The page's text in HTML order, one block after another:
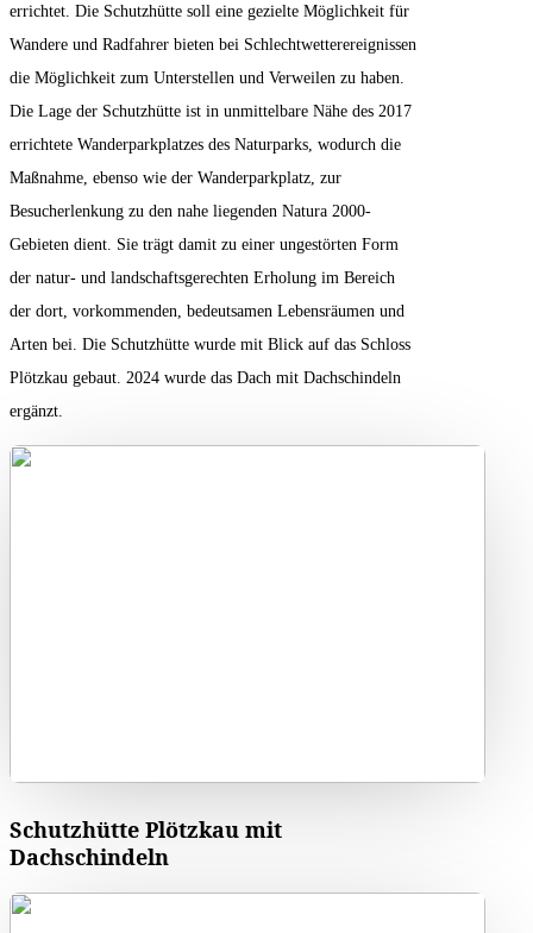
errichtet. Die Schutzhütte soll eine gezielte Möglichkeit für
Wandere und Radfahrer bieten bei Schlechtwetterereignissen
die Möglichkeit zum Unterstellen und Verweilen zu haben.
Die Lage der Schutzhütte ist in unmittelbare Nähe des 2017
errichtete Wanderparkplatzes des Naturparks, wodurch die
Maßnahme, ebenso wie der Wanderparkplatz, zur
Besucherlenkung zu den nahe liegenden Natura 2000-
Gebieten dient. Sie trägt damit zu einer ungestörten Form
der natur- und landschaftsgerechten Erholung im Bereich
der dort, vorkommenden, bedeutsamen Lebensräumen und
Arten bei. Die Schutzhütte wurde mit Blick auf das Schloss
Plötzkau gebaut. 2024 wurde das Dach mit Dachschindeln
ergänzt.
Schutzhütte Plötzkau mit
Dachschindeln